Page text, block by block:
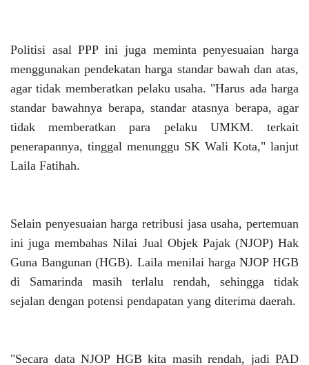
Politisi asal PPP ini juga meminta penyesuaian harga
menggunakan pendekatan harga standar bawah dan atas,
agar tidak memberatkan pelaku usaha. "Harus ada harga
standar bawahnya berapa, standar atasnya berapa, agar
tidak memberatkan para pelaku UMKM. terkait
penerapannya, tinggal menunggu SK Wali Kota," lanjut
Laila Fatihah.
Selain penyesuaian harga retribusi jasa usaha, pertemuan
ini juga membahas Nilai Jual Objek Pajak (NJOP) Hak
Guna Bangunan (HGB). Laila menilai harga NJOP HGB
di Samarinda masih terlalu rendah, sehingga tidak
sejalan dengan potensi pendapatan yang diterima daerah.
"Secara data NJOP HGB kita masih rendah, jadi PAD